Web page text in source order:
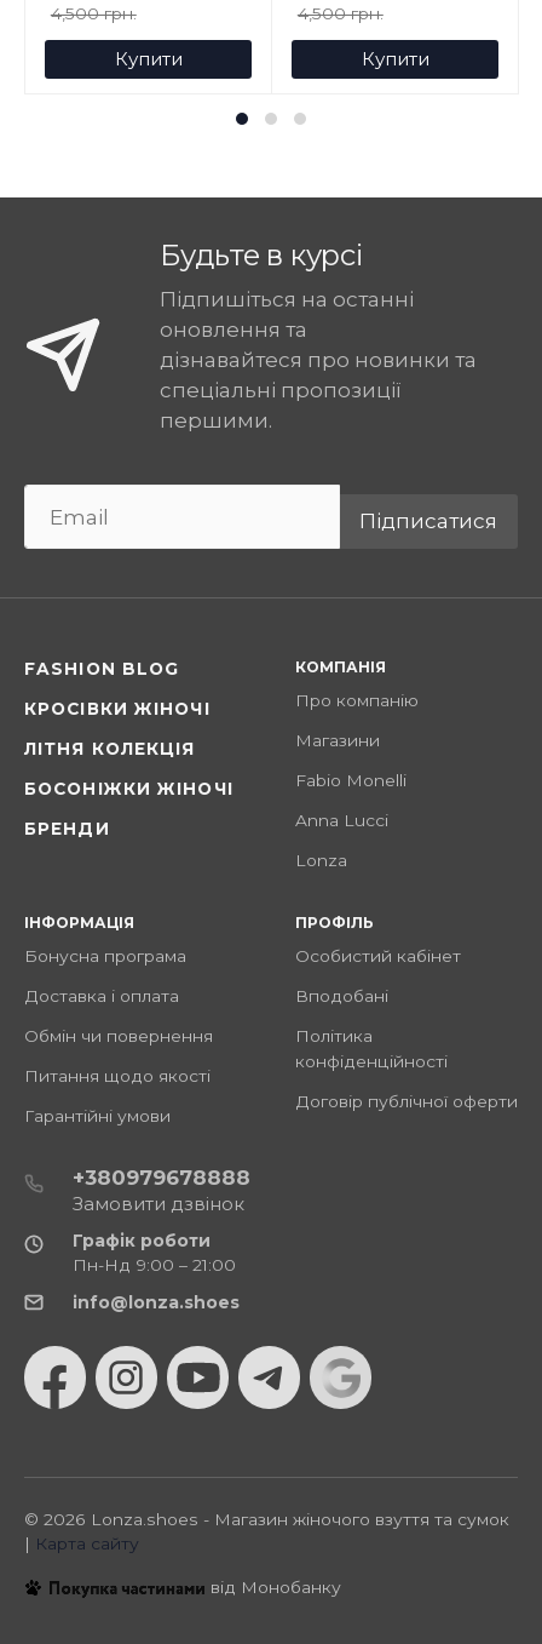
4,500 грн.
Купити
4,500 грн.
Купити
Будьте в курсі
Підпишіться на останні
оновлення та
дізнавайтеся про новинки та
спеціальні пропозиції
першими.
Підписатися
FASHION BLOG
КРОСІВКИ ЖІНОЧІ
ЛІТНЯ КОЛЕКЦІЯ
БОСОНІЖКИ ЖІНОЧІ
БРЕНДИ
КОМПАНІЯ
Про компанію
Магазини
Fabio Monelli
Anna Lucci
Lonza
ІНФОРМАЦІЯ
Бонусна програма
Доставка і оплата
Обмін чи повернення
Питання щодо якості
Гарантійні умови
ПРОФІЛЬ
Особистий кабінет
Вподобані
Політика
конфіденційності
Договір публічної оферти
+380979678888
Замовити дзвінок
Графік роботи
Пн-Нд 9:00 – 21:00
info@lonza.shoes
© 2026 Lonza.shoes - Магазин жіночого взуття та сумок
| Карта сайту
від Монобанку